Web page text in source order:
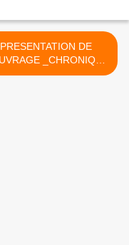
PRESENTATION DE
_CHRONIQUE
DES COLERES